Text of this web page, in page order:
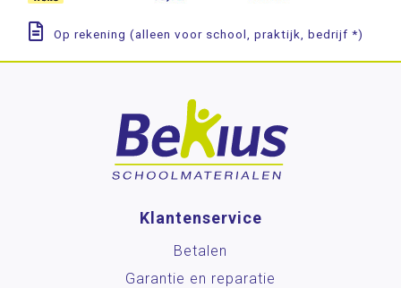
Op rekening (alleen voor school, praktijk, bedrijf *)
Klantenservice
Betalen
Garantie en reparatie